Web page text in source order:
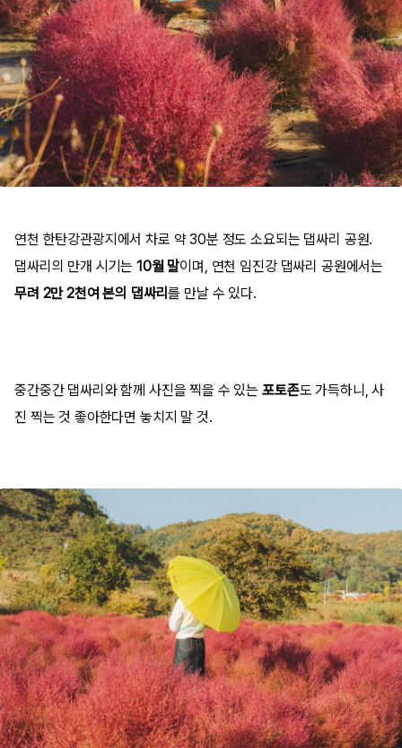
연천 한탄강관광지에서 차로 약 30분 정도 소요되는 댑싸리 공원.
댑싸리의 만개 시기는 10월 말이며, 연천 임진강 댑싸리 공원에서는
무려 2만 2천여 본의 댑싸리를 만날 수 있다.
중간중간 댑싸리와 함께 사진을 찍을 수 있는 포토존도 가득하니, 사
진 찍는 것 좋아한다면 놓치지 말 것.